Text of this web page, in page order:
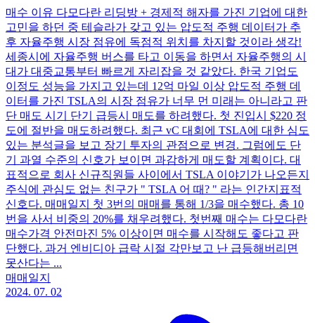
매수 이유 다모다란 리딩방 + 경제적 해자를 가진 기업에 대한
고민을 하던 중 테슬라가 갖고 있는 압도적 주행 데이터가 추
후 자율주행 시장 점유에 독점적 위치를 차지할 것이라 생각!
세종시에 자율주행 버스를 타고 이동을 하면서 자율주행의 시
대가 대중교통부터 빠르게 자리잡을 것 같았다. 한국 기업도
이정도 성능을 가지고 있는데 12억 마일 이상 압도적 주행 데
이터를 가진 TSLA의 시장 점유가 너무 먼 미래는 아니라고 판
단 매도 시기 단기 급등시 매도를 하려했다. 첫 진입시 $220 정
도에 절반을 매도하려했다. 최근 vC 대회에 TSLA에 대한 심도
있는 분석글을 보고 장기 투자의 관점으로 변경. 그럼에도 단
기 과열 수준의 신호가 보이면 과감하게 매도할 계획이다. 대
표적으로 회사 신규직원들 사이에서 TSLA 이야기가 나오든지
주식에 관심도 없는 친구가 " TSLA 어 때? " 라는 인간지표적
신호다. 매매일지 첫 3번의 매매를 통해 1/3을 매수했다. 총 10
번을 사서 비중의 20%를 채우려했다. 첫번째 매수는 다모다란
매수가격 안전마진 5% 이상이면 매수를 시작해도 좋다고 판
단했다. 과거 엔비디아 급락 시절 각만보고 난 급등해버리면
못산다는 ...
매매일지
2024. 07. 02